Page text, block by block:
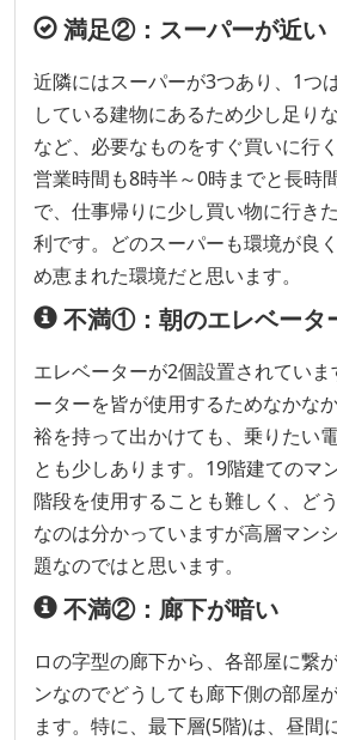
満足②：スーパーが近い
近隣にはスーパーが3つあり、1つ
している建物にあるため少し足り
など、必要なものをすぐ買いに行
営業時間も8時半～0時までと長時
で、仕事帰りに少し買い物に行き
利です。どのスーパーも環境が良
め恵まれた環境だと思います。
不満①：朝のエレベータ
エレベーターが2個設置されてい
ーターを皆が使用するためなかな
裕を持って出かけても、乗りたい
とも少しあります。19階建てのマ
階段を使用することも難しく、ど
なのは分かっていますが高層マン
題なのではと思います。
不満②：廊下が暗い
ロの字型の廊下から、各部屋に繋
ンなのでどうしても廊下側の部屋
ます。特に、最下層(5階)は、昼間